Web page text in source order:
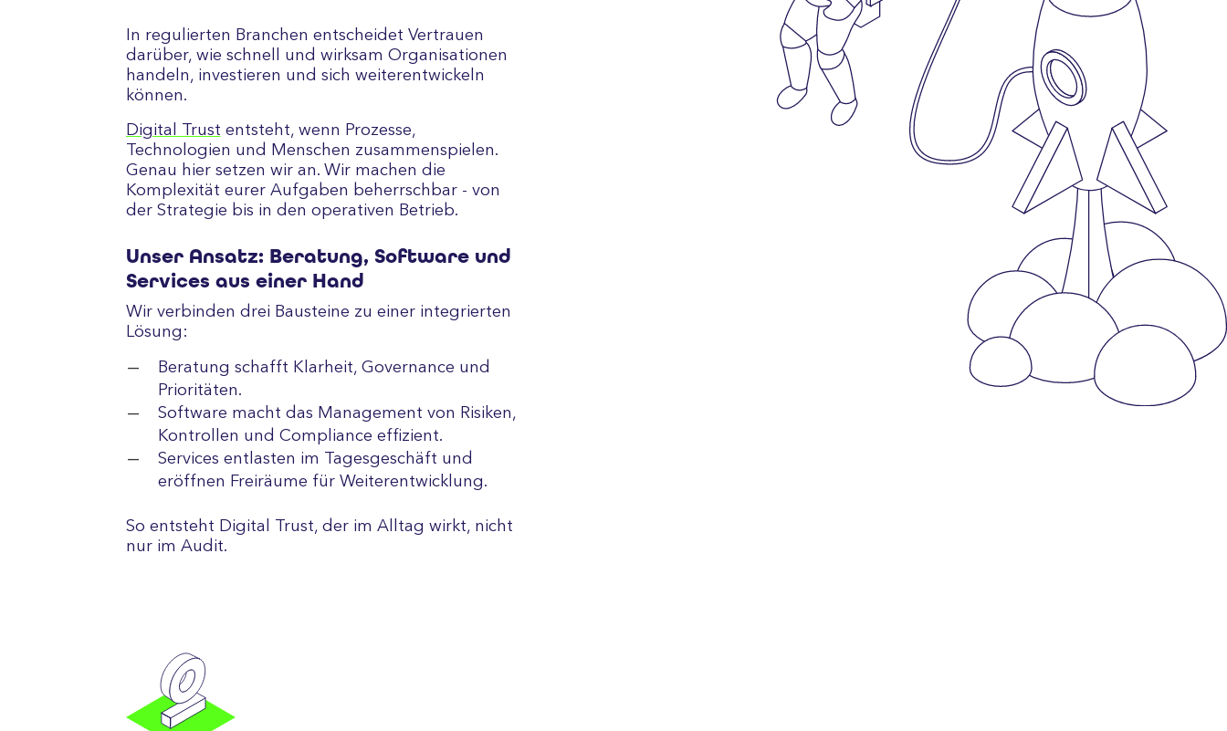
In regulierten Branchen entscheidet Vertrauen
darüber, wie schnell und wirksam Organisationen
handeln, investieren und sich weiterentwickeln
können.
Digital Trust entsteht, wenn Prozesse,
Technologien und Menschen zusammenspielen.
Genau hier setzen wir an. Wir machen die
Komplexität eurer Aufgaben beherrschbar - von
der Strategie bis in den operativen Betrieb.
Unser Ansatz: Beratung, Software und
Services aus einer Hand
Wir verbinden drei Bausteine zu einer integrierten
Lösung:
Beratung schafft Klarheit, Governance und
Prioritäten.
Software macht das Management von Risiken,
Kontrollen und Compliance effizient.
Services entlasten im Tagesgeschäft und
eröffnen Freiräume für Weiterentwicklung.
So entsteht Digital Trust, der im Alltag wirkt, nicht
nur im Audit.